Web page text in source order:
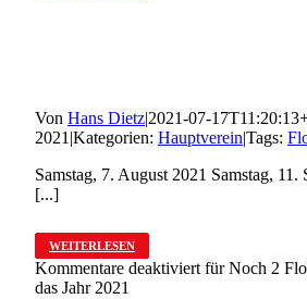
Von Hans Dietz|2021-07-
2021 |Kategorien: Hauptverein|Tags:
Samstag, 7. August 2021 Samstag, 11.
[...]
WEITERLESEN
Kommentare deaktiviert für Noch 2
das Jahr 2021